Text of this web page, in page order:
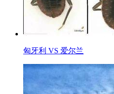
匈牙利 VS 爱尔兰